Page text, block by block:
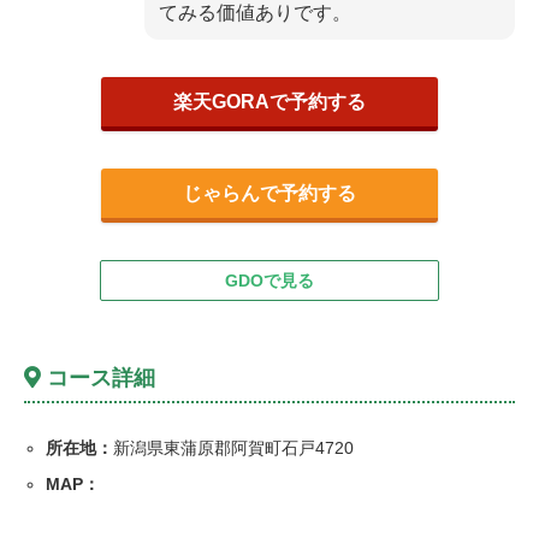
てみる価値ありです。
楽天GORAで予約する
じゃらんで予約する
GDOで見る
コース詳細
所在地： 新潟県東蒲原郡阿賀町石戸4720
MAP：